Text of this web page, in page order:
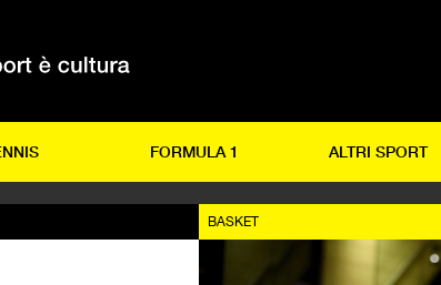
FORMULA 1 ALTRI SPORT
BASKET